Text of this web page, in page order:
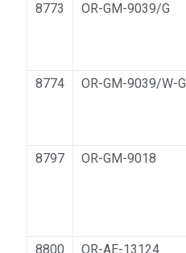
8773
OR-GM-9039/G
8774
OR-GM-9039/W-G
8797
OR-GM-9018
8800
OR-AE-13124